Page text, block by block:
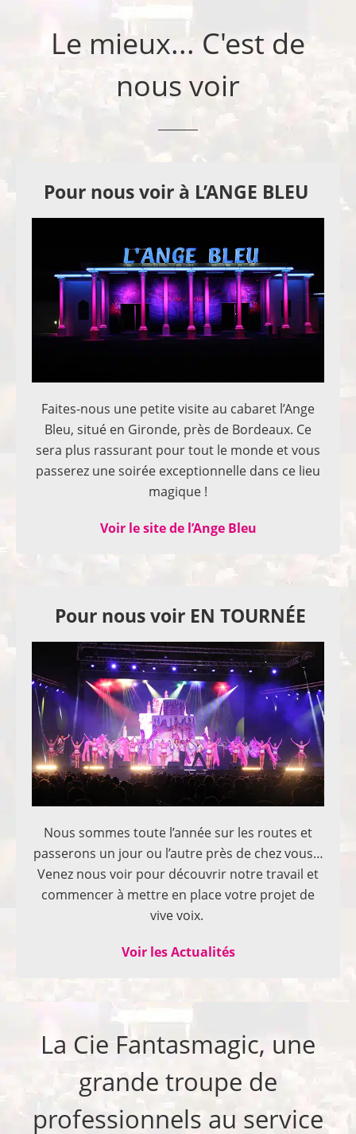
Le mieux... C'est de
nous voir
Pour nous voir à L’ANGE BLEU
Faites-nous une petite visite au cabaret l’Ange
Bleu, situé en Gironde, près de Bordeaux. Ce
sera plus rassurant pour tout le monde et vous
passerez une soirée exceptionnelle dans ce lieu
magique !
Voir le site de l’Ange Bleu
Pour nous voir EN TOURNÉE
Nous sommes toute l’année sur les routes et
passerons un jour ou l’autre près de chez vous…
Venez nous voir pour découvrir notre travail et
commencer à mettre en place votre projet de
vive voix.
Voir les Actualités
La Cie Fantasmagic, une
grande troupe de
professionnels au service